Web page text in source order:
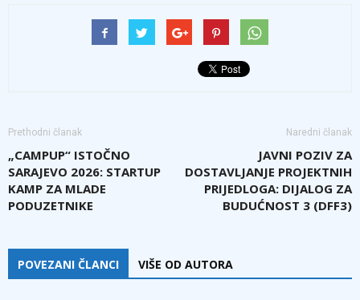
Prethodni članak
„CAMPUP“ ISTOČNO
SARAJEVO 2026: STARTUP
KAMP ZA MLADE
PODUZETNIKE
Naredni članak
JAVNI POZIV ZA
DOSTAVLJANJE PROJEKTNIH
PRIJEDLOGA: DIJALOG ZA
BUDUĆNOST 3 (DFF3)
POVEZANI ČLANCI VIŠE OD AUTORA